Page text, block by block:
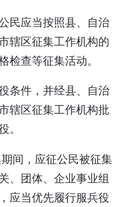
民应当按照县、自治
辖区征集工作机构的
检查等征集活动。
条件，并经县、自治
辖区征集工作机构批
间，应征公民被征集
、团体、企业事业组
应当优先履行服兵役